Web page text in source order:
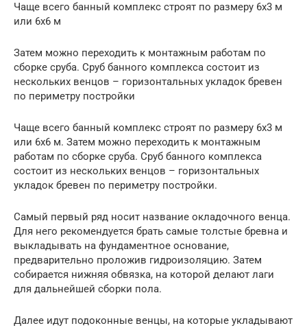
Чаще всего банный комплекс строят по размеру 6х3 м
или 6х6 м
Затем можно переходить к монтажным работам по
сборке сруба. Сруб банного комплекса состоит из
нескольких венцов – горизонтальных укладок бревен
по периметру постройки
Чаще всего банный комплекс строят по размеру 6х3 м
или 6х6 м. Затем можно переходить к монтажным
работам по сборке сруба. Сруб банного комплекса
состоит из нескольких венцов – горизонтальных
укладок бревен по периметру постройки.
Самый первый ряд носит название окладочного венца.
Для него рекомендуется брать самые толстые бревна и
выкладывать на фундаментное основание,
предварительно проложив гидроизоляцию. Затем
собирается нижняя обвязка, на которой делают лаги
для дальнейшей сборки пола.
Далее идут подоконные венцы, на которые укладывают